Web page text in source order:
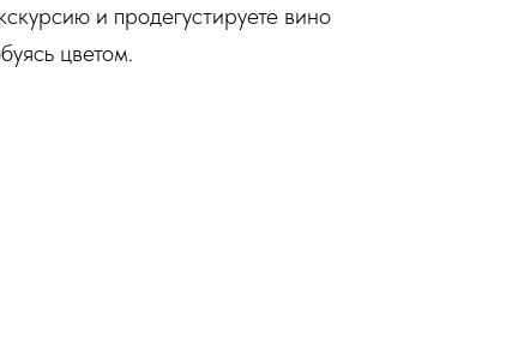
и продегустируете вино
цветом.